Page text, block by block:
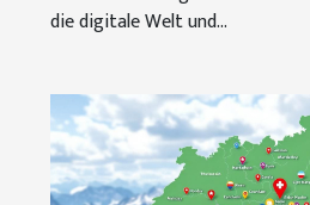
die digitale Welt und...